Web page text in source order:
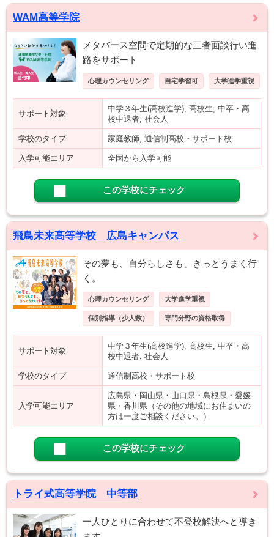
WAM高等学院
メタバース空間で定期的な三者面談行い進
路をサポート
心理カウンセリング 自宅学習可 大学進学重視
サポート対象
中学３年生(高校進学), 高校生, 中卒・高
校中退者, 社会人
学校のタイプ 家庭教師, 通信制高校・サポート校
入学可能エリア 全国から入学可能
この学校にチェック
飛鳥未来高等学校 広島キャンパス
その夢も、自分らしさも、きっとうまく行
く。
心理カウンセリング 大学進学重視
個別指導（少人数） 専門分野の資格取得
サポート対象
中学３年生(高校進学), 高校生, 中卒・高
校中退者, 社会人
学校のタイプ 通信制高校・サポート校
入学可能エリア
広島県・岡山県・山口県・島根県・愛媛
県・香川県（その他の地域にお住まいの
方は一度ご相談ください。）
この学校にチェック
トライ式高等学院 中等部
一人ひとりに合わせて不登校解決へと導き